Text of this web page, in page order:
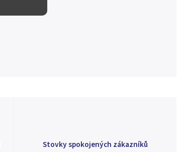
Stovky spokojených zákazníků